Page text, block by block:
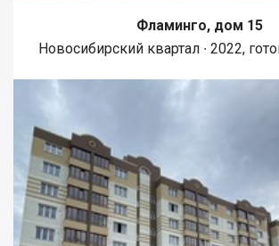
Фламинго, дом 15
Новосибирский квартал ∙ 2022,